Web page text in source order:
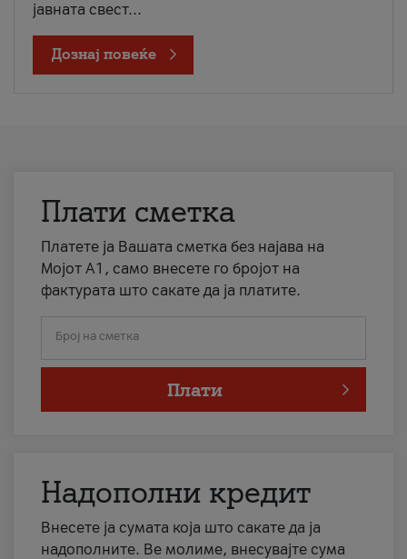
јавната свест...
Дознај повеќе
Плати сметка
Платете ја Вашата сметка без најава на
Мојот А1, само внесете го бројот на
фактурата што сакате да ја платите.
Број на сметка
Плати
Надополни кредит
Внесете ја сумата која што сакате да ја
надополните. Ве молиме, внесувајте сума